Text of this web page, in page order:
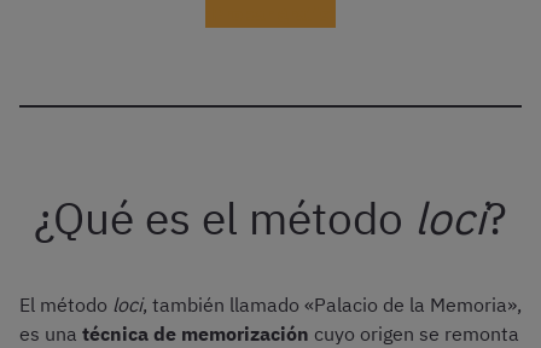
¿Qué es el método loci?
El método loci, también llamado «Palacio de la Memoria»,
es una técnica de memorización cuyo origen se remonta